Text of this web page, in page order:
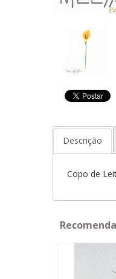
Descrição
Copo de